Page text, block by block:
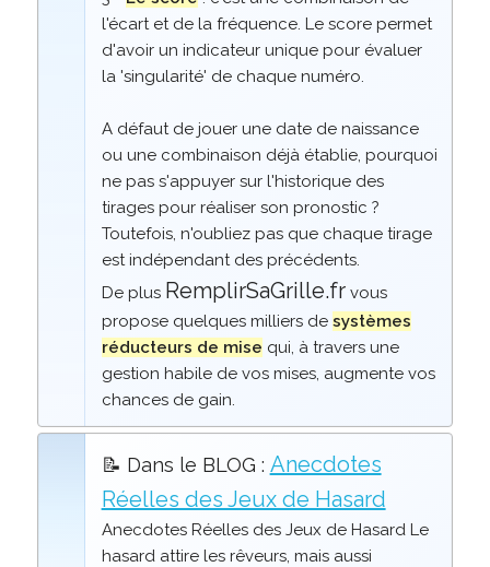
l'écart et de la fréquence. Le score permet
d'avoir un indicateur unique pour évaluer
la 'singularité' de chaque numéro.
A défaut de jouer une date de naissance
ou une combinaison déjà établie, pourquoi
ne pas s'appuyer sur l'historique des
tirages pour réaliser son pronostic ?
Toutefois, n'oubliez pas que chaque tirage
est indépendant des précédents.
De plus RemplirSaGrille.frvous
propose quelques milliers de systèmes
réducteurs de mise qui, à travers une
gestion habile de vos mises, augmente vos
chances de gain.
📝 Dans le BLOG : Anecdotes
Réelles des Jeux de Hasard
Anecdotes Réelles des Jeux de Hasard Le
hasard attire les rêveurs, mais aussi